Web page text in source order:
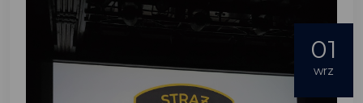
01
wrz